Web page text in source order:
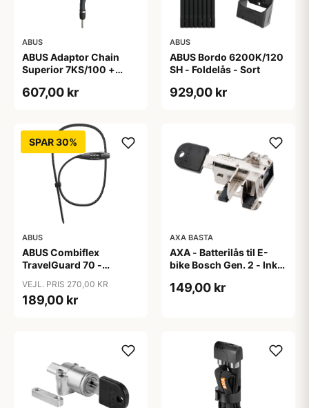
ABUS
ABUS Adaptor Chain
Superior 7KS/100 +
607,00 kr
ABUS
ABUS Bordo 6200K/120
SH - Foldelås - Sort
929,00 kr
SPAR 30%
ABUS
ABUS Combiflex
TravelGuard 70 -
VEJL. PRIS 270,00 KR
189,00 kr
AXA BASTA
AXA - Batterilås til E-
bike Bosch Gen. 2 - Inkl.
149,00 kr